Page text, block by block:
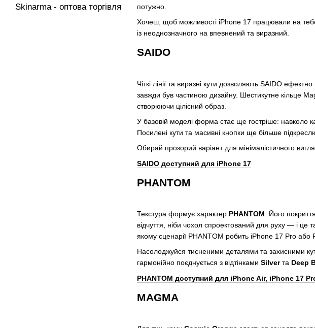
потужно.
Хочеш, щоб можливості iPhone 17 працювали на
із неоднозначного на впевнений та виразний.
SAIDO
Чіткі лінії та виразні кути дозволяють SAIDO
завжди був частиною дизайну. Шестикутне кільце
створюючи цілісний образ.
У базовій моделі форма стає ще гостріше: навколо
Посилені кути та масивні кнопки ще більше
Обирай прозорий варіант для мінімалістичного
SAIDO доступний для iPhone 17
PHANTOM
Текстура формує характер PHANTOM . Його
відчуття, ніби чохол спроектований для руху — і
якому сценарії PHANTOM робить iPhone 17 Pro або
Насолоджуйся тисненими деталями та захисними
гармонійно поєднується з відтінками Silverта Deep
PHANTOM доступний для iPhone Air, iPhone 17
MAGMA
Skinarma - оптова торгівля